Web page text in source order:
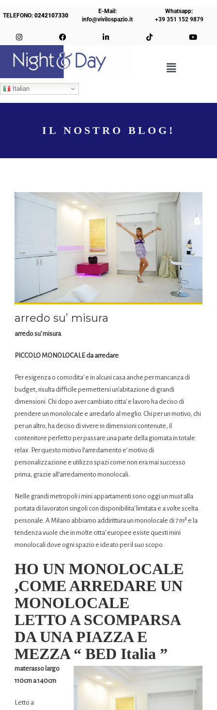
TELEFONO:0242107330
E-Mail:
info@vivilospazio.it
Whatsapp:
+39 351 152 9879
Italian
IL NOSTRO BLOG!
arredo su’ misura
arredo su’ misura
PICCOLO MONOLOCALE da arredare
Per esigenza o comodita’ e in alcuni casa anche per mancanza di
budget, risulta difficile permettersi un’abitazione di grandi
dimensioni. Chi dopo aver cambiato citta’ e lavoro ha deciso di
prendere un monolocale e arredarlo al meglio. Chi per un motivo, chi
per un altro, ha deciso di vivere in dimensioni contenute, il
contenitore perfetto per passare una parte della giornata in totale
relax. Per questo motivo l’arredamento e’ motivo di
personalizzazione e utilizzo spazi come non era mai successo
prima, grazie all’arredamento monolocali.
Nelle grandi metropoli i mini appartamenti sono oggi un must alla
portata di lavoratori singoli con disponibilita’ limitata e a volte scelta
personale. A Milano abbiamo addirittura un monolocale di 7 m² e la
tendenza vuole che in molte citta’ europee esiste questi mini
monolocali dove ogni spazio e ideato per il suo scopo.
HO UN MONOLOCALE
,COME ARREDARE UN
MONOLOCALE
LETTO A SCOMPARSA
DA UNA PIAZZA E
MEZZA “ BED Italia ”
materasso largo
110cm a 140cm
Letto a